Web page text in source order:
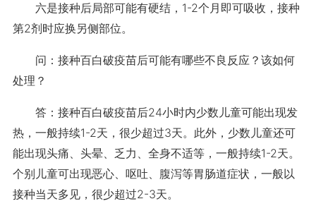
六是接种后局部可能有硬结，1-2个月即可吸收，接种
第2剂时应换另侧部位。
问：接种百白破疫苗后可能有哪些不良反应？该如何
处理？
答：接种百白破疫苗后24小时内少数儿童可能出现发
热，一般持续1-2天，很少超过3天。此外，少数儿童还可
能出现头痛、头晕、乏力、全身不适等，一般持续1-2天。
个别儿童可出现恶心、呕吐、腹泻等胃肠道症状，一般以
接种当天多见，很少超过2-3天。